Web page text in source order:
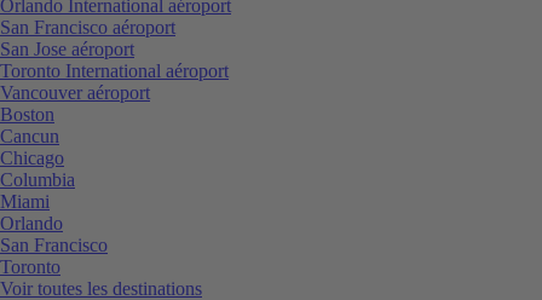
Orlando International aéroport
San Francisco aéroport
San Jose aéroport
Toronto International aéroport
Vancouver aéroport
Boston
Cancun
Chicago
Columbia
Miami
Orlando
San Francisco
Toronto
Voir toutes les destinations